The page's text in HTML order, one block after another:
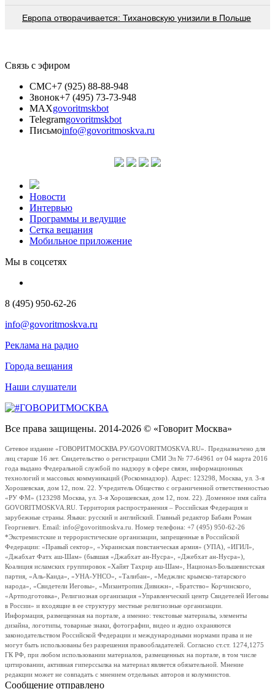
Европа отворачивается: Тихановскую унизили в Польше
Связь с эфиром
СМС+7 (925) 88-88-948
Звонок+7 (495) 73-73-948
MAXgovoritmskbot
Telegramgovoritmskbot
Письмоinfo@govoritmoskva.ru
Новости
Интервью
Программы и ведущие
Сетка вещания
Мобильное приложение
Мы в соцсетях
8 (495) 950-62-26
info@govoritmoskva.ru
Реклама на радио
Города вещания
Наши слушатели
Все права защищены. 2014-2026 © «Говорит Москва»
Сетевое издание «ГОВОРИТМОСКВА.РУ/GOVORITMOSKVA.RU». Предназначено для
лиц старше 16 лет. Свидетельство о регистрации СМИ Эл № 77-64961 от 04 марта 2016
года выдано Федеральной службой по надзору в сфере связи, информационных
технологий и массовых коммуникаций (Роскомнадзор). Адрес: 123298, Москва, ул. 3-я
Хорошевская, дом 12, пом. 22. Учредитель Общество с ограниченной ответственностью
«РУ ФМ» (123298 Москва, ул. 3-я Хорошевская, дом 12, пом. 22). Доменное имя сайта
GOVORITMOSKVA.RU. Территория распространения – Российская Федерация и
зарубежные страны. Языки: русский и английский. Главный редактор Бабаян Роман
Георгиевич. Email: info@govoritmoskva.ru. Номер телефона: +7 (495) 950-62-26
*Экстремистские и террористические организации, запрещенные в Российской
Федерации: «Правый сектор», «Украинская повстанческая армия» (УПА), «ИГИЛ»,
«Джабхат Фатх аш-Шам» (бывшая «Джабхат ан-Нусра», «Джебхат ан-Нусра»),
Коалиция исламских группировок «Хайят Тахрир аш-Шам», Национал-Большевистская
партия, «Аль-Каида», «УНА-УНСО», «Талибан», «Меджлис крымско-татарского
народа», «Свидетели Иеговы», «Мизантропик Дивижн», «Братство» Корчинского,
«Артподготовка», Религиозная организация «Управленческий центр Свидетелей Иеговы
в России» и входящие в ее структуру местные религиозные организации.
Информация, размещенная на портале, а именно: текстовые материалы, элементы
дизайна, логотипы, товарные знаки, фотографии, видео и аудио охраняются
законодательством Российской Федерации и международными нормами права и не
могут быть использованы без разрешения правообладателей. Согласно ст.ст. 1274,1275
ГК РФ, при любом использовании материалов, размещенных на портале, в том числе
цитировании, активная гиперссылка на материал является обязательной. Мнение
редакции может не совпадать с мнением отдельных авторов и колумнистов.
Сообщение отправлено